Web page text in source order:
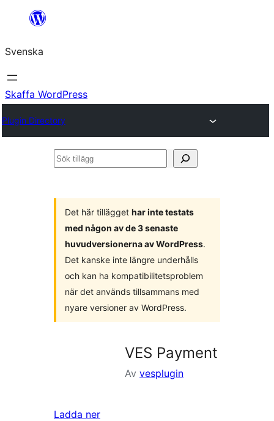
Hoppa
innehåll
Svenska
Skaffa WordPress
Plugin Directory
Sök
Det här tillägget har inte testats
med någon av de 3 senaste
huvudversionerna av WordPress.
Det kanske inte längre underhålls
och kan ha kompatibilitetsproblem
när det används tillsammans med
nyare versioner av WordPress.
VES Payment
Av vesplugin
Ladda ner